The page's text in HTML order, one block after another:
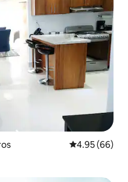
平均评分 4.95
4.95 (66)